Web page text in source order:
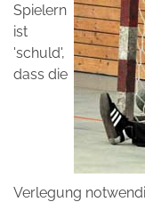
Spielern
ist
'schuld',
dass die
Verlegung